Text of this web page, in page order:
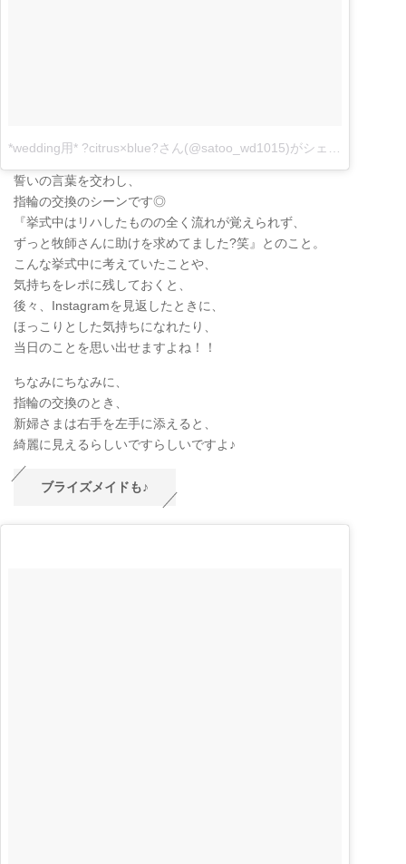
誓いの言葉を交わし、
指輪の交換のシーンです◎
『挙式中はリハしたものの全く流れが覚えられず、
ずっと牧師さんに助けを求めてました?笑』とのこと。
こんな挙式中に考えていたことや、
気持ちをレポに残しておくと、
後々、Instagramを見返したときに、
ほっこりとした気持ちになれたり、
当日のことを思い出せますよね！！
ちなみにちなみに、
指輪の交換のとき、
新婦さまは右手を左手に添えると、
綺麗に見えるらしいですらしいですよ♪
ブライズメイドも♪